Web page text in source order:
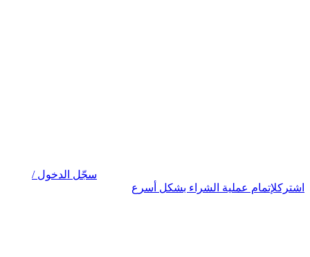
سجّل الدخول /
اشتركلإتمام عملية الشراء بشكل أسرع